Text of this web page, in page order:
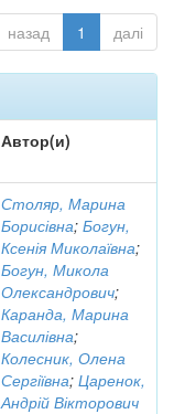
назад 1 далі
Автор(и)
Столяр, Марина
Борисівна; Богун,
Ксенія Миколаївна;
Богун, Микола
Олександрович;
Каранда, Марина
Василівна;
Колесник, Олена
Сергіївна; Царенок,
Андрій Вікторович